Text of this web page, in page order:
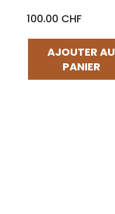
100.00 CHF
AJOUTER AU
PANIER